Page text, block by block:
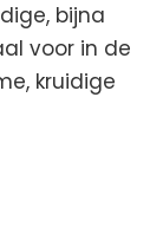
bijna
voor in de
kruidige